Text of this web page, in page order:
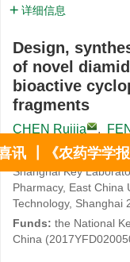
详细信息
Design,
of novel
bioactive
fragments
CHEN Ruijia ,
XU Xiaoyong, LI
Shanghai Key
Pharmacy, East China
Technology, Shanghai
Funds: the National
China
讯 ┃《农药学学